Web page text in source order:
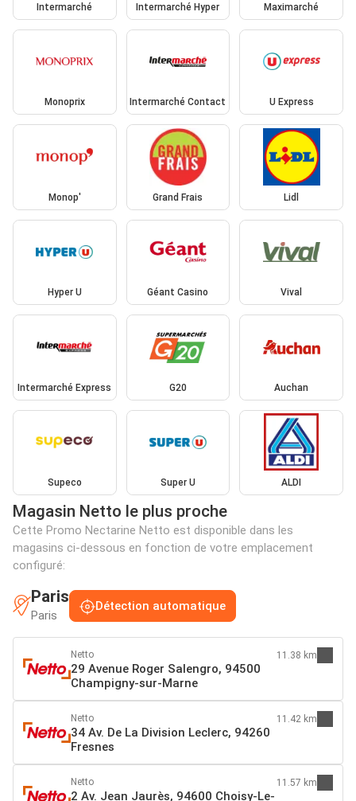
Intermarché Intermarché Hyper Maximarché
Monoprix Intermarché Contact U Express
Monop' Grand Frais Lidl
Hyper U Géant Casino Vival
Intermarché Express G20 Auchan
Supeco Super U ALDI
Magasin Netto le plus proche
Cette Promo Nectarine Netto est disponible dans les
magasins ci-dessous en fonction de votre emplacement
configuré:
Paris
Paris
Détection automatique
Netto
29 Avenue Roger Salengro, 94500
Champigny-sur-Marne
11.38 km
Netto
34 Av. De La Division Leclerc, 94260
Fresnes
11.42 km
Netto
2 Av. Jean Jaurès, 94600 Choisy-Le-
11.57 km